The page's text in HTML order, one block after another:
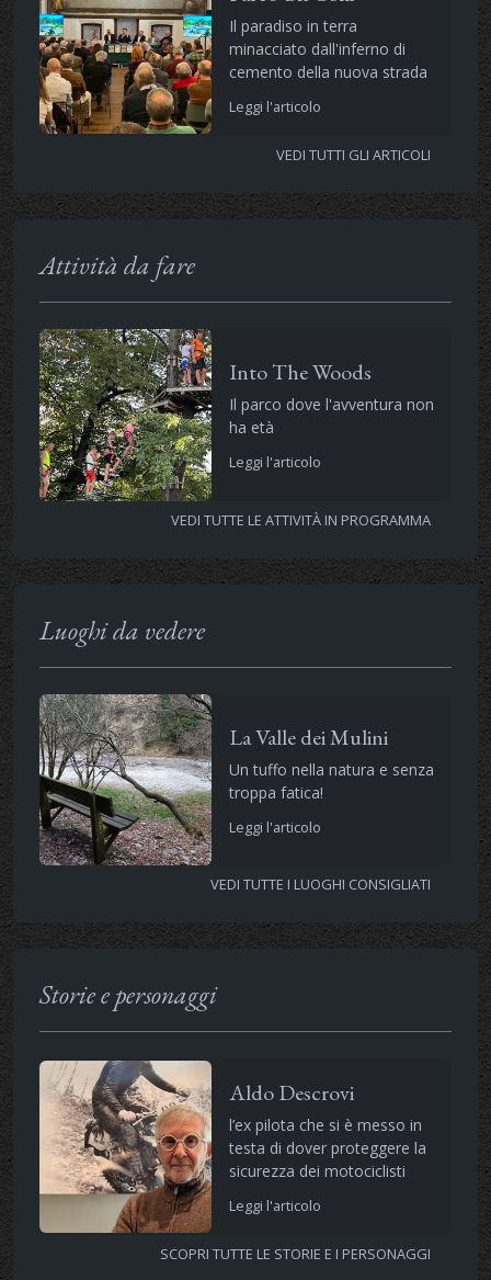
Il paradiso in terra
minacciato dall'inferno di
cemento della nuova strada
Leggi l'articolo
VEDI TUTTI GLI ARTICOLI
Attività da fare
Into The Woods
Il parco dove l'avventura non
ha età
Leggi l'articolo
VEDI TUTTE LE ATTIVITÀ IN PROGRAMMA
Luoghi da vedere
La Valle dei Mulini
Un tuffo nella natura e senza
troppa fatica!
Leggi l'articolo
VEDI TUTTE I LUOGHI CONSIGLIATI
Storie e personaggi
Aldo Descrovi
l’ex pilota che si è messo in
testa di dover proteggere la
sicurezza dei motociclisti
Leggi l'articolo
SCOPRI TUTTE LE STORIE E I PERSONAGGI